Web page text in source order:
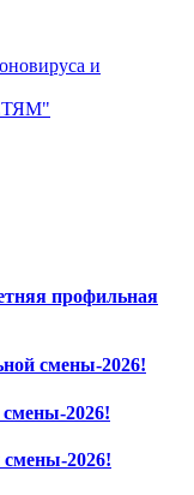
и
профильная
смены-2026!
2026!
2026!